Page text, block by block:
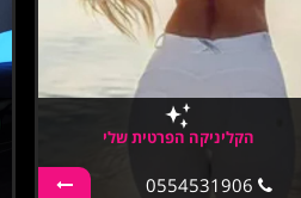
הקליניקה הפרטית שלי
0554531906